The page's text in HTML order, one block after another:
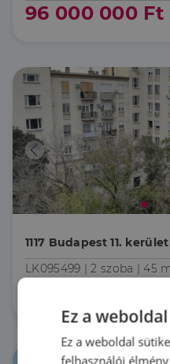
96 000 000 Ft
1117 Budapest 11. kerület
LK095499 |2 szoba | 45
Ez a
Ez a weboldal
felhasználói